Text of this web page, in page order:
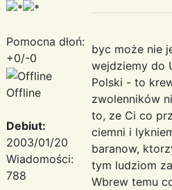
Pomocna dłoń:
+0/-0
Offline
Debiut:
2003/01/20
Wiadomości:
788
byc może nie
wejdziemy do
Polski - to
zwolenników
to, ze Ci co
ciemni i
baranow,
tym ludziom
Wbrew temu